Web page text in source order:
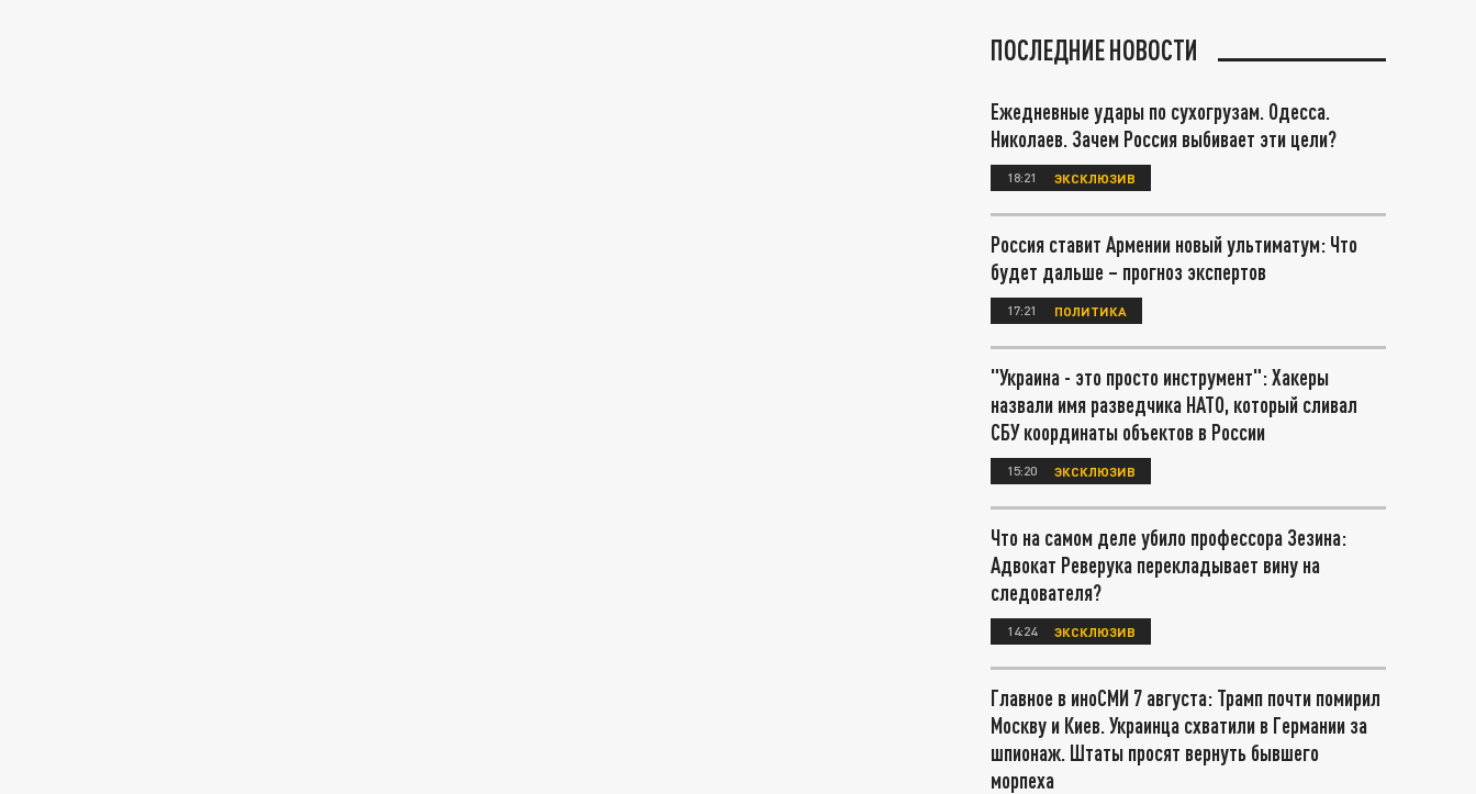
ПОСЛЕДНИЕ НОВОСТИ
Ежедневные удары по сухогрузам. Одесса.
Николаев. Зачем Россия выбивает эти цели?
18:21 ЭКСКЛЮЗИВ
Россия ставит Армении новый ультиматум: Что
будет дальше – прогноз экспертов
17:21 ПОЛИТИКА
"Украина - это просто инструмент": Хакеры
назвали имя разведчика НАТО, который сливал
СБУ координаты объектов в России
15:20 ЭКСКЛЮЗИВ
Что на самом деле убило профессора Зезина:
Адвокат Реверука перекладывает вину на
следователя?
14:24 ЭКСКЛЮЗИВ
Главное в иноСМИ 7 августа: Трамп почти помирил
Москву и Киев. Украинца схватили в Германии за
шпионаж. Штаты просят вернуть бывшего
морпеха